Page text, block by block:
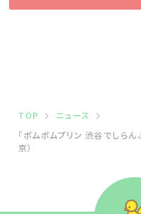
TOP
ニュース
「ポムポムプリン 渋谷でしら
京）